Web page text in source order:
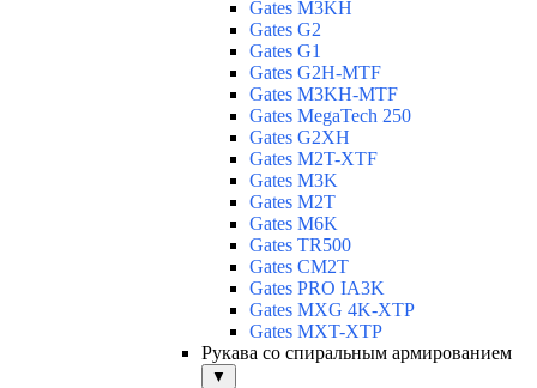
Gates M3KH
Gates G2
Gates G1
Gates G2H-MTF
Gates M3KH-MTF
Gates MegaTech 250
Gates G2XH
Gates M2T-XTF
Gates M3K
Gates M2T
Gates M6K
Gates TR500
Gates CM2T
Gates PRO IA3K
Gates MXG 4K-XTP
Gates MXT-XTP
Рукава со спиральным армированием
▼